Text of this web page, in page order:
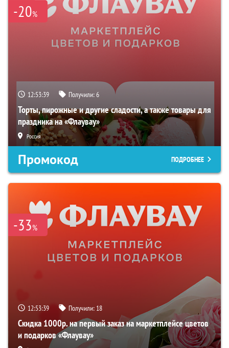
-20%
12:53:38 Получили:6
Торты, пирожные и другие сладости, а также товары для
праздника на «Флаувау»
Россия
Промокод ПОДРОБНЕЕ
-33%
12:53:38 Получили: 18
Скидка 1000р. на первый заказ на маркетплейсе цветов
и подарков «Флаувау»